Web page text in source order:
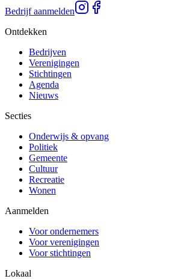
Bedrijf aanmelden
Ontdekken
Bedrijven
Verenigingen
Stichtingen
Agenda
Nieuws
Secties
Onderwijs & opvang
Politiek
Gemeente
Cultuur
Recreatie
Wonen
Aanmelden
Voor ondernemers
Voor verenigingen
Voor stichtingen
Lokaal